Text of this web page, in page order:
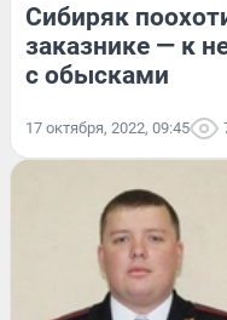
Сибиряк
заказнике — к
с обысками
17 октября, 2022, 09:45